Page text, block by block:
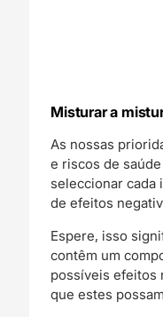
Misturar a
As nossas
e riscos de
seleccionar cada
de efeitos
Espere, isso
contêm um
possíveis efeitos
que estes